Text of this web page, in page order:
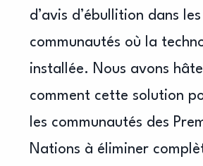
d’avis d’ébullition dans les
communautés où la
installée. Nous avons
comment cette solution
les communautés des
Nations à éliminer